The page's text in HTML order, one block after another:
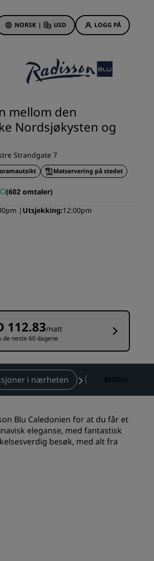
NORSK | USD LOGG PÅ
Hotelltilbud
Første gang er det ekstra
hyggelig
Bestill på forhånd
Se pakkene våre
Reiseideer
Hoteller i sentrum
Se bloggen vår
Radisson Rewards
Oppdag Radisson Rewards
Gevinster
Slik tjener du poeng
Bookers and Planners
mellom den
Nordsjøkysten og
Strandgate 7
Matservering på stedet
(602 omtaler)
Utsjekking 12:00pm
112.83/natt
neste 60 dagene
i nærheten Kontakt
BESTILL
Blu Caledonien for at du får et
eleganse, med fantastisk
besøk, med alt fra